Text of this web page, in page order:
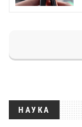
НАУКА